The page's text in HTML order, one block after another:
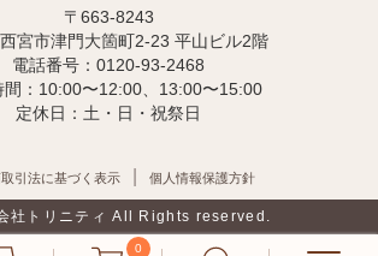
〒663-8243
宮市津門大箇町2-23 平山ビル2階
電話番号：0120-93-2468
間：10:00〜12:00、13:00〜15:00
定休日：土・日・祝祭日
引法に基づく表示 個人情報保護方針
社トリニティ All Rights reserved.
0